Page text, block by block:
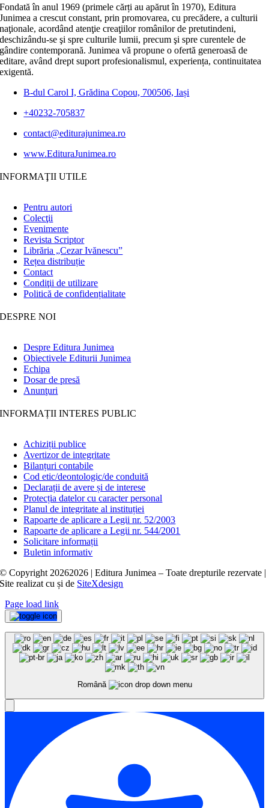
Fondată în anul 1969 (primele cărți au apărut în 1970), Editura
Junimea a crescut constant, prin promovarea, cu precădere, a culturii
naţionale, acordând atenţie creaţiilor românilor de pretutindeni,
deschizându-se şi spre culturile lumii, precum şi spre curentele de
gândire contemporană. Junimea vă propune o ofertă generoasă de
editare, având drept suport profesionalismul, experiența, continuitatea
exigentă.
B-dul Carol I, Grădina Copou, 700506, Iași
+40232-705837
contact@editurajunimea.ro
www.EdituraJunimea.ro
INFORMAŢII UTILE
Pentru autori
Colecţii
Evenimente
Revista Scriptor
Librăria „Cezar Ivănescu”
Rețea distribuție
Contact
Condiţii de utilizare
Politică de confidențialitate
DESPRE NOI
Despre Editura Junimea
Obiectivele Editurii Junimea
Echipa
Dosar de presă
Anunţuri
INFORMAȚII INTERES PUBLIC
Achiziții publice
Avertizor de integritate
Bilanțuri contabile
Cod etic/deontologic/de conduită
Declarații de avere și de interese
Protecția datelor cu caracter personal
Planul de integritate al instituției
Rapoarte de aplicare a Legii nr. 52/2003
Rapoarte de aplicare a Legii nr. 544/2001
Solicitare informații
Buletin informativ
© Copyright 20262026 | Editura Junimea – Toate drepturile rezervate |
Site realizat cușide SiteXdesign
Page load link
Română